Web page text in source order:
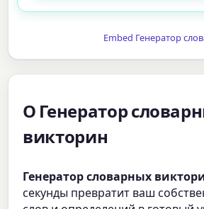
Embed Генератор
О Генератор
викторин
Генератор словарных
секунды превратит ваш